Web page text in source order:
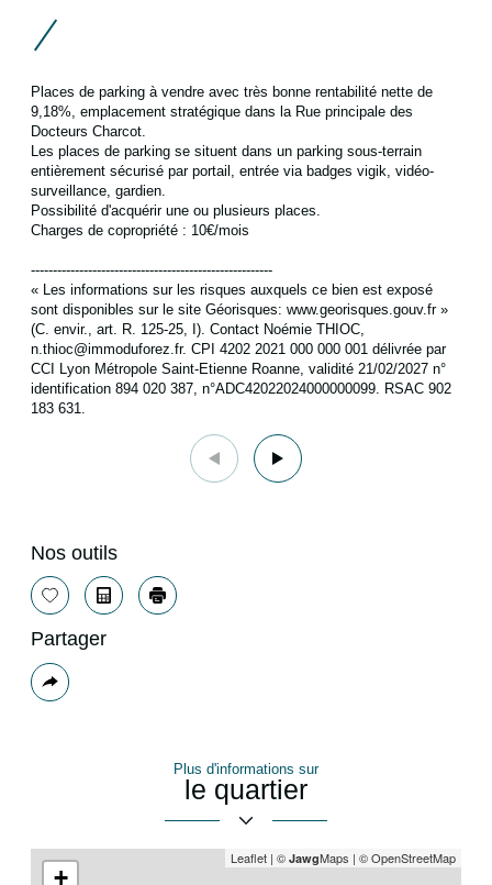
Places de parking à vendre avec très bonne rentabilité nette de
9,18%, emplacement stratégique dans la Rue principale des
Docteurs Charcot.
Les places de parking se situent dans un parking sous-terrain
entièrement sécurisé par portail, entrée via badges vigik, vidéo-
surveillance, gardien.
Possibilité d'acquérir une ou plusieurs places.
Charges de copropriété : 10€/mois
-------------------------------------------------------
« Les informations sur les risques auxquels ce bien est exposé
sont disponibles sur le site Géorisques: www.georisques.gouv.fr »
(C. envir., art. R. 125-25, I). Contact Noémie THIOC,
n.thioc@immoduforez.fr. CPI 4202 2021 000 000 001 délivrée par
CCI Lyon Métropole Saint-Etienne Roanne, validité 21/02/2027 n°
identification 894 020 387, n°ADC42022024000000099. RSAC 902
183 631.
Nos outils
SélectionnerCalculatriceImprimer
Partager
Plus
de
Plus d'informations sur
le quartier
+
Leaflet | © JawgMaps | © OpenStreetMap